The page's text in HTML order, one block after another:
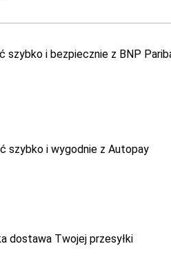
szybko i bezpiecznie z BNP
szybko i wygodnie z Autopay
dostawa Twojej przesyłki